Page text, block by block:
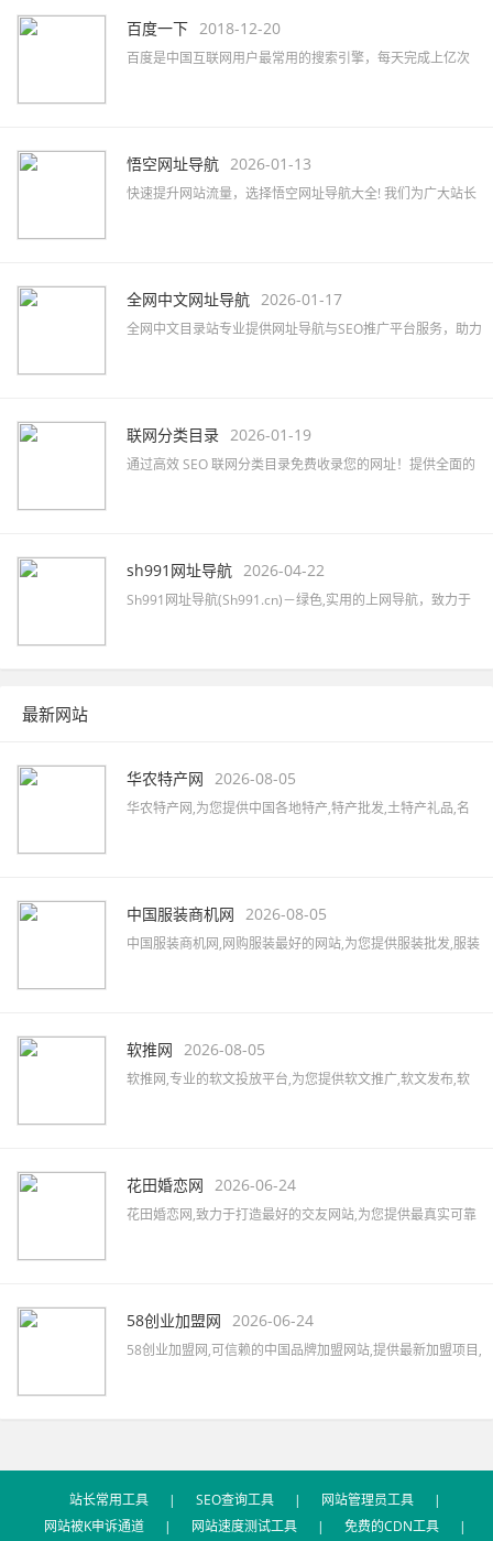
百度一下 2018-12-20
百度是中国互联网用户最常用的搜索引擎，每天完成上亿次
悟空网址导航 2026-01-13
快速提升网站流量，选择悟空网址导航大全! 我们为广大站长
全网中文网址导航 2026-01-17
全网中文目录站专业提供网址导航与SEO推广平台服务，助力
联网分类目录 2026-01-19
通过高效 SEO 联网分类目录免费收录您的网址！提供全面的
sh991网址导航 2026-04-22
Sh991网址导航(Sh991.cn)－绿色,实用的上网导航，致力于
最新网站
华农特产网 2026-08-05
华农特产网,为您提供中国各地特产,特产批发,土特产礼品,名
艺品等,致力打造国内最大土特产线上交易市场!
中国服装商机网 2026-08-05
中国服装商机网,网购服装最好的网站,为您提供服装批发,服装
新的服装行业资讯,服装搭配及服装展会信息。
软推网 2026-08-05
软推网,专业的软文投放平台,为您提供软文推广,软文发布,软
资源,助力企业快速提升品牌知名度。
花田婚恋网 2026-06-24
花田婚恋网,致力于打造最好的交友网站,为您提供最真实可靠
58创业加盟网 2026-06-24
58创业加盟网,可信赖的中国品牌加盟网站,提供最新加盟项目,
站长常用工具 | SEO查询工具 | 网站管理员工具
|
网站被K申诉通道
| 网站速度测试工具 | 免费的CDN工具 |